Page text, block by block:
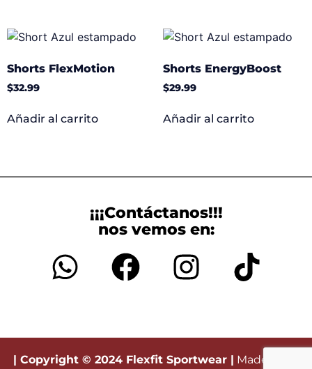
Shorts FlexMotion
$32.99
Añadir al carrito
Shorts EnergyBoost
$29.99
Añadir al carrito
¡¡¡Contáctanos!!!
nos vemos en:
| Copyright © 2024 Flexfit Sportwear | Made with